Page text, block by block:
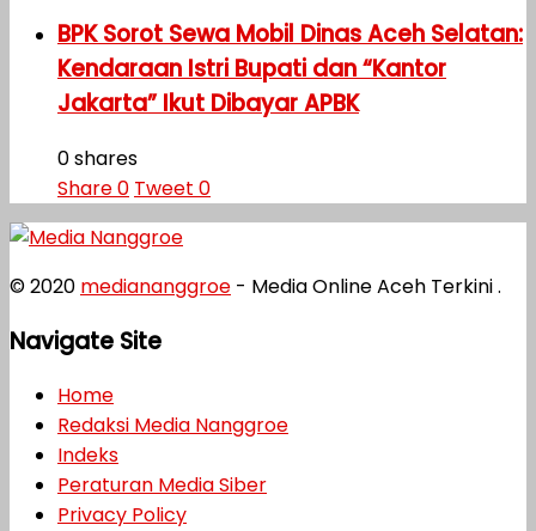
BPK Sorot Sewa Mobil Dinas Aceh Selatan:
Kendaraan Istri Bupati dan “Kantor
Jakarta” Ikut Dibayar APBK
0 shares
Share0 Tweet 0
© 2020 mediananggroe - Media Online Aceh Terkini .
Navigate Site
Home
Redaksi Media Nanggroe
Indeks
Peraturan Media Siber
Privacy Policy